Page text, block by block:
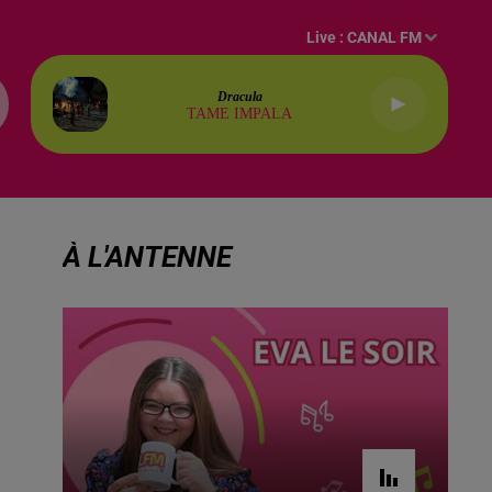
Live :CANAL FM
Dracula
TAME IMPALA
À L'ANTENNE